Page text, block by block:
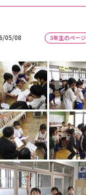
05/08 ３年生のページ